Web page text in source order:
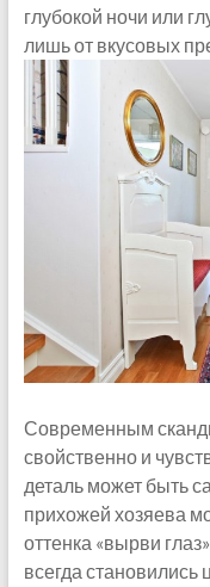
глубокой ночи или
лишь от вкусовых
Современным
свойственно и
деталь может быть
прихожей хозяева
оттенка «вырви
всегда